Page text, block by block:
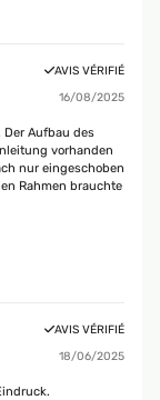
AVIS VÉRIFIÉ
16/08/2025
Der Aufbau des
vorhanden
nur eingeschoben
Rahmen brauchte
AVIS VÉRIFIÉ
18/06/2025